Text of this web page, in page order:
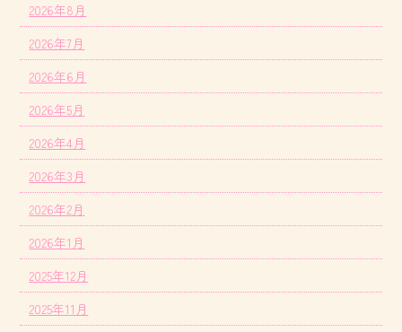
2026年8月
2026年7月
2026年6月
2026年5月
2026年4月
2026年3月
2026年2月
2026年1月
2025年12月
2025年11月